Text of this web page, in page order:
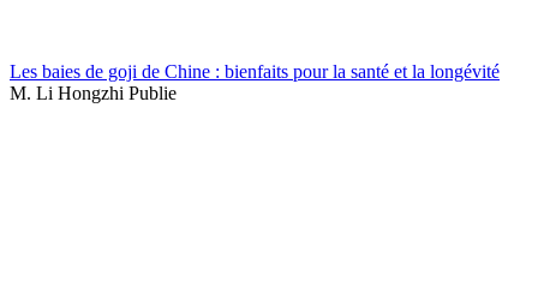
Les baies de goji de Chine : bienfaits pour la santé et la longévité
M. Li Hongzhi Publie